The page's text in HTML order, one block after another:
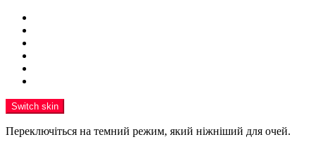
Switch skin
Переключіться на темний режим, який ніжніший для очей.